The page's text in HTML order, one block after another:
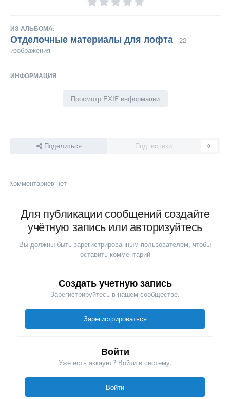
ИЗ АЛЬБОМА:
Отделочные материалы для лофта · 22
изображения
ИНФОРМАЦИЯ
Просмотр EXIF информации
Поделиться Подписчики 0
Комментариев нет
Для публикации сообщений создайте
учётную запись или авторизуйтесь
Вы должны быть зарегистрированным пользователем, чтобы
оставить комментарий
Создать учетную запись
Зарегистрируйтесь в нашем сообществе.
Зарегистрироваться
Войти
Уже есть аккаунт? Войти в систему.
Войти